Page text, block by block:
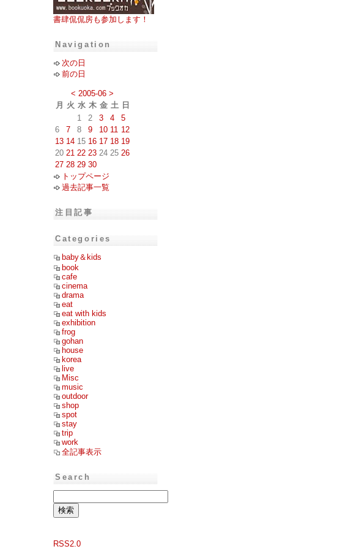
書肆侃侃房も参加します！
Navigation
次の日
前の日
< 2005-06 >
月
火 水 木 金 土 日
1
2 3 4
5
6
7 8 9 10 11 12
13 14 15 16 17 18 19
20 21 22 23 24 25 26
27 28 29 30
トップページ
過去記事一覧
注目記事
Categories
baby＆kids
book
cafe
cinema
drama
eat
eat with kids
exhibition
frog
gohan
house
korea
live
Misc
music
outdoor
shop
spot
stay
trip
work
全記事表示
Search
RSS2.0